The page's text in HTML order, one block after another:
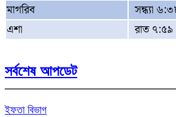
মাগরিব
সন্ধ্যা
এশা
রাত ৭:৫৯
সর্বশেষ আপডেট
ইফতা বিভাগ